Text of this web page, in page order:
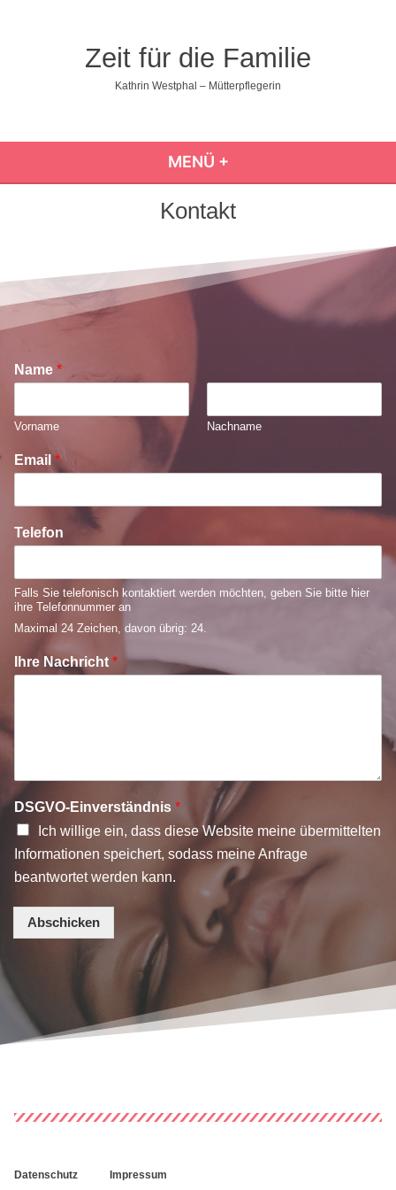
Zeit für die Familie
Kathrin Westphal – Mütterpflegerin
MENÜ +
Kontakt
Name *
Vorname Nachname
Email *
Telefon
Falls Sie telefonisch kontaktiert werden möchten, geben Sie bitte hier
ihre Telefonnummer an
Maximal 24 Zeichen, davon übrig: 24.
Ihre Nachricht *
DSGVO-Einverständnis *
Ich willige ein, dass diese Website meine übermittelten
Informationen speichert, sodass meine Anfrage
beantwortet werden kann.
Abschicken
Datenschutz Impressum